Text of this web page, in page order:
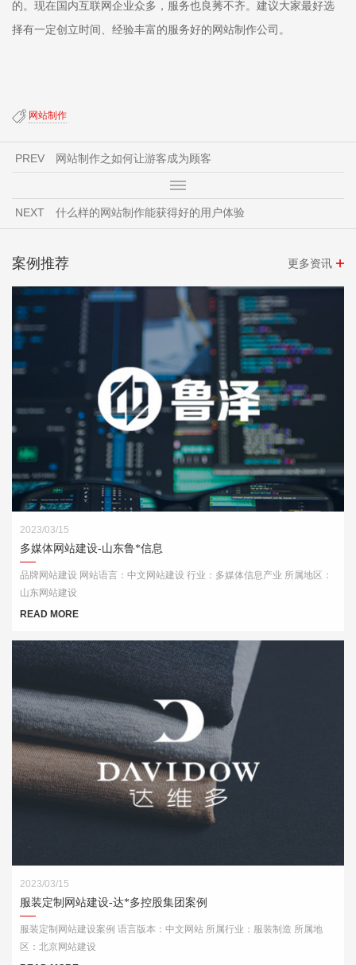
的。现在国内互联网企业众多，服务也良莠不齐。建议大家最好选
择有一定创立时间、经验丰富的服务好的网站制作公司。
网站制作
PREV 网站制作之如何让游客成为顾客
NEXT 什么样的网站制作能获得好的用户体验
案例推荐 更多资讯
2023/03/15
多媒体网站建设-山东鲁*信息
品牌网站建设 网站语言：中文网站建设 行业：多媒体信息产业 所属地区：
山东网站建设
READ MORE
2023/03/15
服装定制网站建设-达*多控股集团案例
服装定制网站建设案例 语言版本：中文网站 所属行业：服装制造 所属地
区：北京网站建设